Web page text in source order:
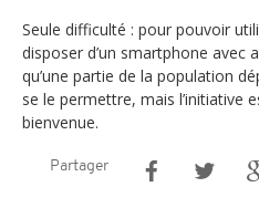
Seule difficulté : pour pouvoir
disposer d’un smartphone avec
qu’une partie de la population
se le permettre, mais l’initiative
bienvenue.
Partager